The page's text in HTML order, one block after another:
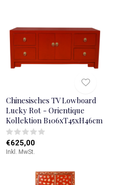
Chinesisches TV Lowboard
Lucky Rot - Orientique
Kollektion B106xT45xH46cm
€625,00
Inkl. MwSt.